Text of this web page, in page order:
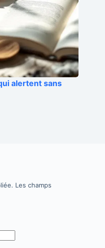
alertent sans
Les champs